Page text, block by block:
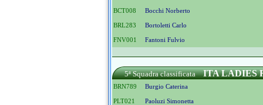
BCT008 Bocchi Norberto
BRL283 Bortoletti Carlo
FNV001 Fantoni Fulvio
5ª Squadra classificata ITA LADIES
BRN789 Burgio Caterina
PLT021 Paoluzi Simonetta